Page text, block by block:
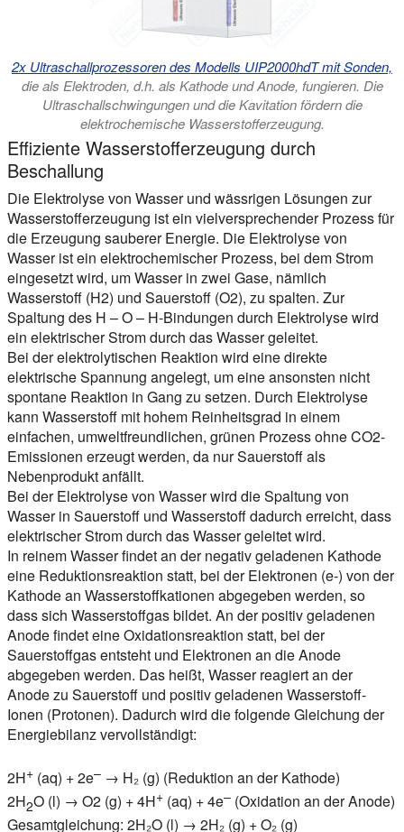
2x Ultraschallprozessoren des Modells UIP2000hdT mit Sonden,
die als Elektroden, d.h. als Kathode und Anode, fungieren. Die
Ultraschallschwingungen und die Kavitation fördern die
elektrochemische Wasserstofferzeugung.
Effiziente Wasserstofferzeugung durch
Beschallung
Die Elektrolyse von Wasser und wässrigen Lösungen zur
Wasserstofferzeugung ist ein vielversprechender Prozess für
die Erzeugung sauberer Energie. Die Elektrolyse von
Wasser ist ein elektrochemischer Prozess, bei dem Strom
eingesetzt wird, um Wasser in zwei Gase, nämlich
Wasserstoff (H2) und Sauerstoff (O2), zu spalten. Zur
Spaltung des H – O – H-Bindungen durch Elektrolyse wird
ein elektrischer Strom durch das Wasser geleitet.
Bei der elektrolytischen Reaktion wird eine direkte
elektrische Spannung angelegt, um eine ansonsten nicht
spontane Reaktion in Gang zu setzen. Durch Elektrolyse
kann Wasserstoff mit hohem Reinheitsgrad in einem
einfachen, umweltfreundlichen, grünen Prozess ohne CO2-
Emissionen erzeugt werden, da nur Sauerstoff als
Nebenprodukt anfällt.
Bei der Elektrolyse von Wasser wird die Spaltung von
Wasser in Sauerstoff und Wasserstoff dadurch erreicht, dass
elektrischer Strom durch das Wasser geleitet wird.
In reinem Wasser findet an der negativ geladenen Kathode
eine Reduktionsreaktion statt, bei der Elektronen (e-) von der
Kathode an Wasserstoffkationen abgegeben werden, so
dass sich Wasserstoffgas bildet. An der positiv geladenen
Anode findet eine Oxidationsreaktion statt, bei der
Sauerstoffgas entsteht und Elektronen an die Anode
abgegeben werden. Das heißt, Wasser reagiert an der
Anode zu Sauerstoff und positiv geladenen Wasserstoff-
Ionen (Protonen). Dadurch wird die folgende Gleichung der
Energiebilanz vervollständigt:
2H+ (aq) + 2e– → H₂ (g) (Reduktion an der Kathode)
2H2O (l) → O2 (g) + 4H+ (aq) + 4e– (Oxidation an der Anode)
Gesamtgleichung: 2H₂O (l) → 2H₂ (g) + O₂ (g)